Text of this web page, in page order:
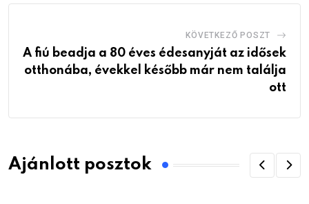
KÖVETKEZŐ POSZT
A fiú beadja a 80 éves édesanyját az idősek
otthonába, évekkel később már nem találja
ott
Ajánlott posztok